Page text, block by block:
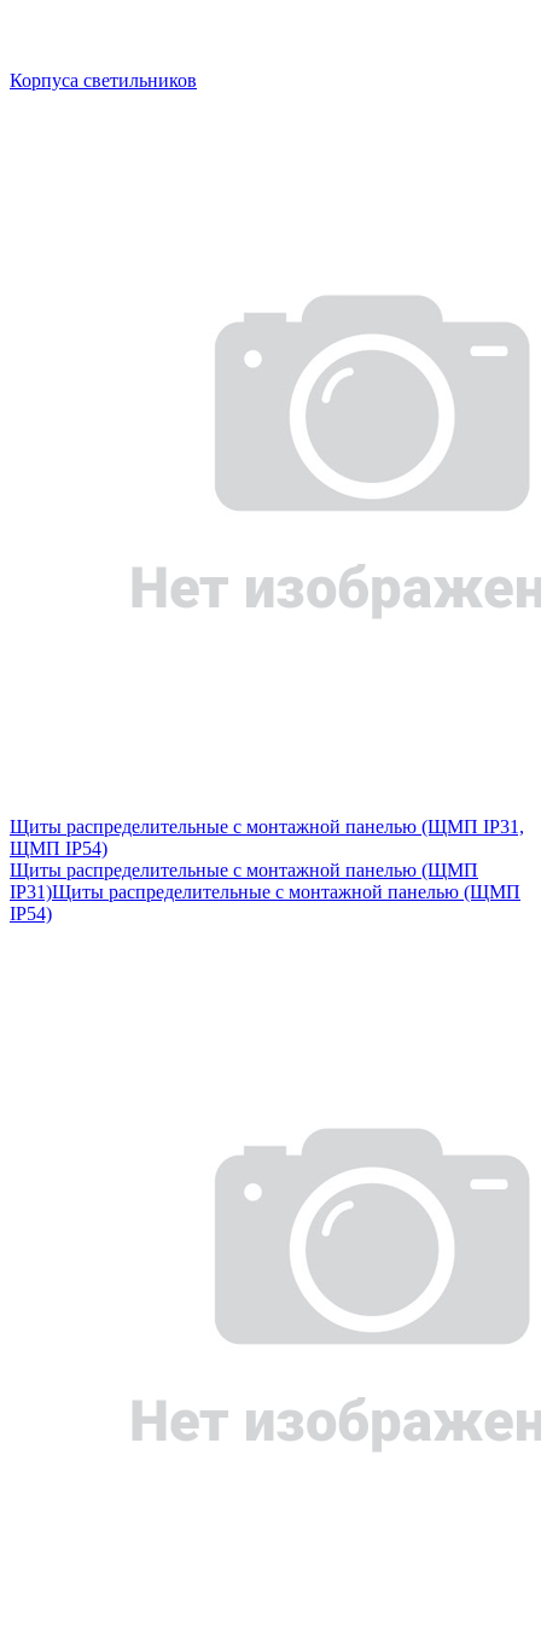
Корпуса светильников
Щиты распределительные с монтажной панелью (ЩМП IP31,
ЩМП IP54)
Щиты распределительные с монтажной панелью (ЩМП
IP31)Щиты распределительные с монтажной панелью (ЩМП
IP54)